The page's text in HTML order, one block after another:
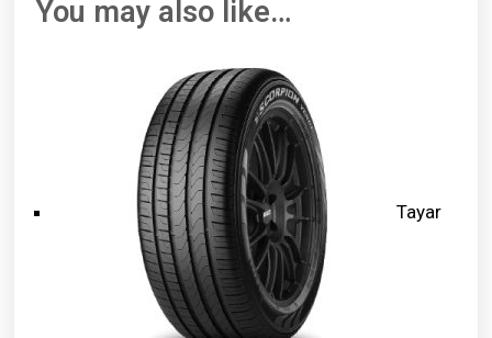
You may also like…
Tayar